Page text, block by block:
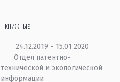
КНИЖНЫЕ
24.12.2019 - 15.01.2020
Отдел патентно-
технической и экологической
информации